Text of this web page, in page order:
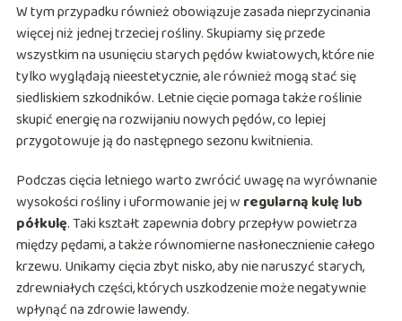
W tym przypadku również obowiązuje zasada nieprzycinania
więcej niż jednej trzeciej rośliny. Skupiamy się przede
wszystkim na usunięciu starych pędów kwiatowych, które nie
tylko wyglądają nieestetycznie, ale również mogą stać się
siedliskiem szkodników. Letnie cięcie pomaga także roślinie
skupić energię na rozwijaniu nowych pędów, co lepiej
przygotowuje ją do następnego sezonu kwitnienia.
Podczas cięcia letniego warto zwrócić uwagę na wyrównanie
wysokości rośliny i uformowanie jej w regularną kulę lub
półkulę. Taki kształt zapewnia dobry przepływ powietrza
między pędami, a także równomierne nasłonecznienie całego
krzewu. Unikamy cięcia zbyt nisko, aby nie naruszyć starych,
zdrewniałych części, których uszkodzenie może negatywnie
wpłynąć na zdrowie lawendy.